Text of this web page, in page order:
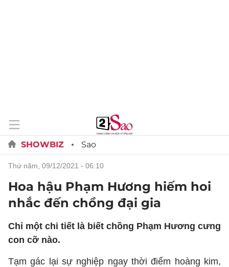
SHOWBIZ Sao
thứ năm, 09/12/2021 - 06:10
Hoa hậu Phạm Hương hiếm hoi
nhắc đến chồng đại gia
Chỉ một chi tiết là biết chồng Phạm Hương cưng
con cỡ nào.
Tạm gác lại sự nghiệp ngay thời điểm hoàng kim,